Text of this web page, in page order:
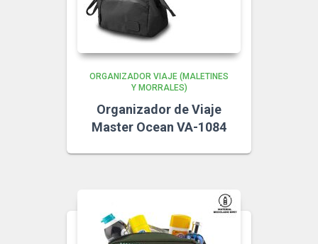
ORGANIZADOR VIAJE (MALETINES
Y MORRALES)
Organizador de Viaje
Master Ocean VA-1084